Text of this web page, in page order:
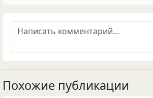
Похожие публикации